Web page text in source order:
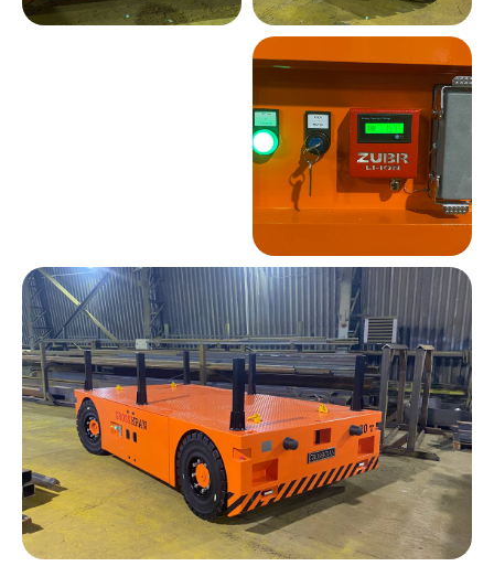
ОТПРАВИТЬ
Оставить заявку
Оставьте свои данные и мы свяжемся
с вами в ближайшее время, чтобы
Я согласен на передачу и обработку
своих персональных данных согласно
Политики конфиденциальности